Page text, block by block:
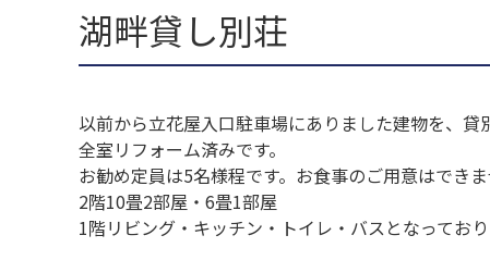
料金500円（１名）
体験可能期間：4月～12月
場所：松原湖観光案内所
キャンセルは3日前までにご連絡ください。
遊び・体験TOP
宿泊TOP
湖畔貸し別荘
以前から立花屋入口駐車場にありました建物を、貸
全室リフォーム済みです。
お勧め定員は5名様程です。お食事のご用意はでき
2階10畳2部屋・6畳1部屋
1階リビング・キッチン・トイレ・バスとなってお